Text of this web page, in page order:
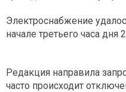
Электроснабжение
начале третьего часа дня
Редакция направила
часто происходит